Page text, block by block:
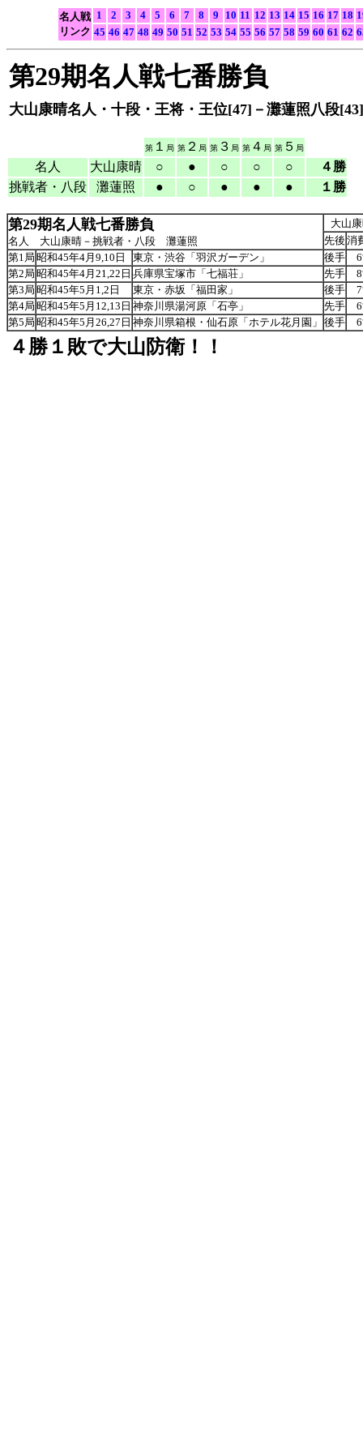
名人戦
リンク
1 2 3 4 5 6 7 8 9 10 11 12 13 14 15 16 17 18
45 46 47 48 49 50 51 52 53 54 55 56 57 58 59 60 61 62
第29期名人戦七番勝負
大山康晴名人・十段・王将・王位[47]－灘蓮照八段[43]
第 １ 局 第 ２ 局 第 ３ 局 第 ４ 局 第 ５ 局
名人 大山康晴 ○ ● ○ ○ ○
４勝
挑戦者・八段
灘蓮照 ● ○ ● ● ● １勝
第29期名人戦七番勝負
名人 大山康晴－挑戦者・八段 灘蓮照
大山
先後 消
第1局 昭和45年4月9,10日 東京・渋谷「羽沢ガーデン」 後手
第2局 昭和45年4月21,22日 兵庫県宝塚市「七福荘」 先手
第3局 昭和45年5月1,2日 東京・赤坂「福田家」 後手
第4局 昭和45年5月12,13日 神奈川県湯河原「石亭」 先手
第5局 昭和45年5月26,27日 神奈川県箱根・仙石原「ホテル花月園」 後手
４勝１敗で大山防衛！！